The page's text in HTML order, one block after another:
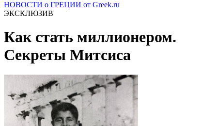
НОВОСТИ о ГРЕЦИИ от Greek.ru
ЭКСКЛЮЗИВ
Как стать миллионером.
Секреты Митсиса